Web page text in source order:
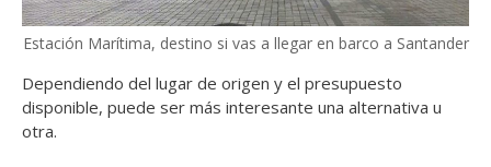
Estación Marítima, destino si vas a llegar en barco a Santander
Dependiendo del lugar de origen y el presupuesto
disponible, puede ser más interesante una alternativa u
otra.